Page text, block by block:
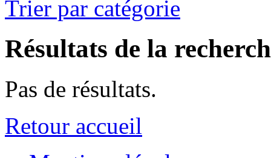
Trier par catégorie
Résultats de la
Pas de résultats.
Retour accueil